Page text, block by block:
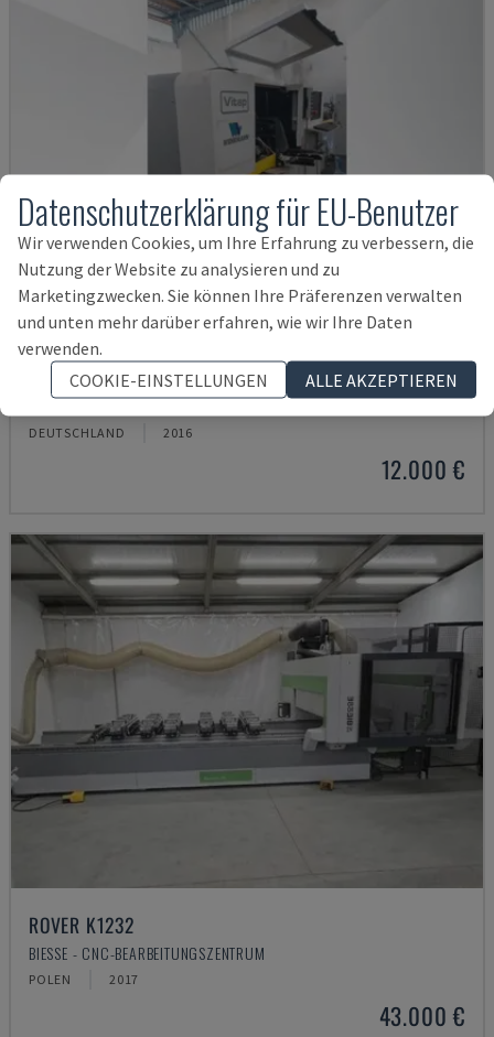
POINT 2
VITAP - CNC-BEARBEITUNGSZENTRUM
DEUTSCHLAND 2016
12.000 €
ROVER K1232
BIESSE - CNC-BEARBEITUNGSZENTRUM
POLEN 2017
43.000 €
Datenschutzerklärung für EU-Benutzer
Wir verwenden Cookies, um Ihre Erfahrung zu verbessern, die
Nutzung der Website zu analysieren und zu
Marketingzwecken. Sie können Ihre Präferenzen verwalten
und unten mehr darüber erfahren, wie wir Ihre Daten
verwenden.
COOKIE-EINSTELLUNGEN
ALLE AKZEPTIEREN